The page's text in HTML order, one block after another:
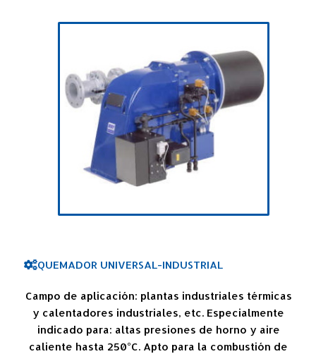
QUEMADOR UNIVERSAL-INDUSTRIAL
Campo de aplicación: plantas industriales térmicas
y calentadores industriales, etc. Especialmente
indicado para: altas presiones de horno y aire
caliente hasta 250°C. Apto para la combustión de